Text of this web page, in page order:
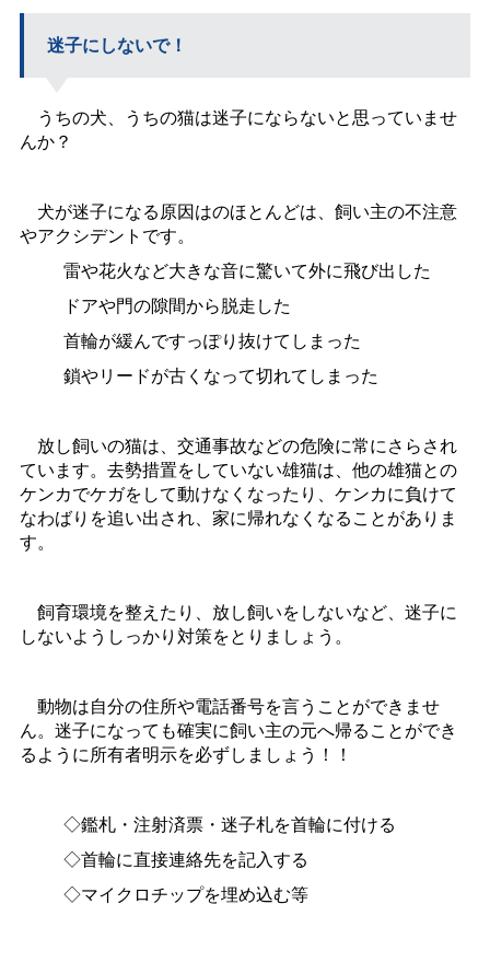
迷子にしないで！
うちの犬、うちの猫は迷子にならないと思っていませ
んか？
犬が迷子になる原因はのほとんどは、飼い主の不注意
やアクシデントです。
雷や花火など大きな音に驚いて外に飛び出した
ドアや門の隙間から脱走した
首輪が緩んですっぽり抜けてしまった
鎖やリードが古くなって切れてしまった
放し飼いの猫は、交通事故などの危険に常にさらされ
ています。去勢措置をしていない雄猫は、他の雄猫との
ケンカでケガをして動けなくなったり、ケンカに負けて
なわばりを追い出され、家に帰れなくなることがありま
す。
飼育環境を整えたり、放し飼いをしないなど、迷子に
しないようしっかり対策をとりましょう。
動物は自分の住所や電話番号を言うことができませ
ん。迷子になっても確実に飼い主の元へ帰ることができ
るように所有者明示を必ずしましょう！！
◇鑑札・注射済票・迷子札を首輪に付ける
◇首輪に直接連絡先を記入する
◇マイクロチップを埋め込む等